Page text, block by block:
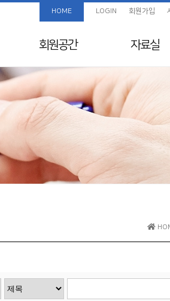
회원공간
사진/화보
회원 검색
해외학회지원
자료실
임상진료지침 정보
교육자료
전임의 교육목표
보험정보 및
지도전문의
전공의를 위한
HOME LOGIN 회원가입